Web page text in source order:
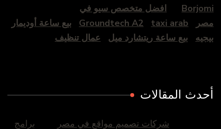
Borjomi
افضل متخصص سيو في
مصر
Groundtech A2 taxi arab
بيع ساعة أوديمار
بيجيه
بيع ساعة ريتشارد ميل عمال تنظيف
أحدث المقالات
شركات تصميم مواقع في مصر برامج